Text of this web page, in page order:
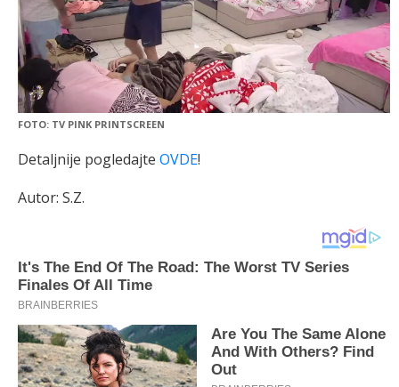
FOTO: TV PINK PRINTSCREEN
Detaljnije pogledajte OVDE!
Autor: S.Z.